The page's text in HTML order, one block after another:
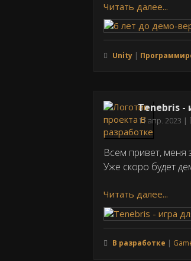
Читать далее...
Unity
Tenebris -
Дата
публикации
11 апр. 2023
Всем привет, меня
Уже скоро будет
Читать далее...
В разработке